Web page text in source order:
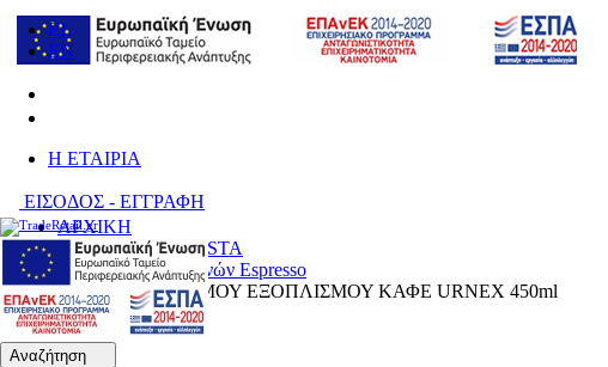
EL
EN
H ΕΤΑΙΡΙΑ
ΕΙΣΟΔΟΣ - ΕΓΓΡΑΦΗ
Αναζήτηση
ΑΡΧΙΚΗ
ΑΞΕΣΟΥΑΡ BARISTA
Καθαριστικά Μηχανών Espresso
ΣΠΡΕΙ ΚΑΘΑΡΙΣΜΟΥ ΕΞΟΠΛΙΣΜΟΥ ΚΑΦΕ URNEX 450ml